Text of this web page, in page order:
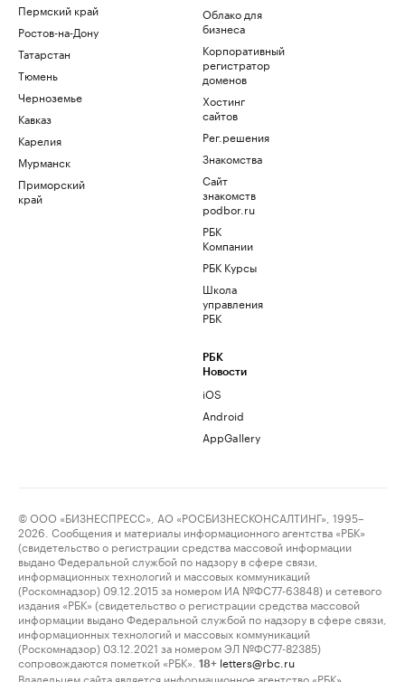
Пермский край
Ростов-на-Дону
Татарстан
Тюмень
Черноземье
Кавказ
Карелия
Мурманск
Приморский
край
Облако для
бизнеса
Корпоративный
регистратор
доменов
Хостинг
сайтов
Рег.решения
Знакомства
Сайт
знакомств
podbor.ru
РБК
Компании
РБК Курсы
Школа
управления
РБК
РБК
Новости
iOS
Android
AppGallery
© ООО «БИЗНЕСПРЕСС», АО «РОСБИЗНЕСКОНСАЛТИНГ», 1995–
2026. Сообщения и материалы информационного агентства «РБК»
(свидетельство о регистрации средства массовой информации
выдано Федеральной службой по надзору в сфере связи,
информационных технологий и массовых коммуникаций
(Роскомнадзор) 09.12.2015 за номером ИА №ФС77-63848) и сетевого
издания «РБК» (свидетельство о регистрации средства массовой
информации выдано Федеральной службой по надзору в сфере связи,
информационных технологий и массовых коммуникаций
(Роскомнадзор) 03.12.2021 за номером ЭЛ №ФС77-82385)
сопровождаются пометкой «РБК».
18+ letters@rbc.ru
Владельцем сайта является информационное агентство «РБК».